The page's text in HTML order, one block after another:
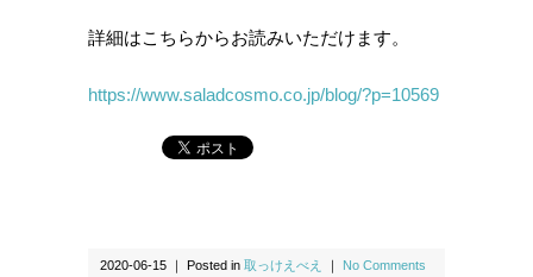
詳細はこちらからお読みいただけます。
https://www.saladcosmo.co.jp/blog/?p=10569
2020-06-15 ｜ Posted in 取っけえべえ ｜ No Comments